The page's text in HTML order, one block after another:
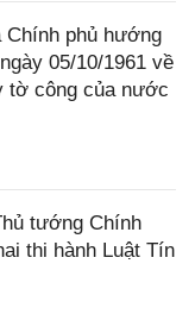
Chính phủ hướng
05/10/1961 về
tờ công của nước
tướng Chính
thi hành Luật Tín